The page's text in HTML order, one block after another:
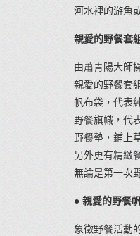
河水裡的游魚
親愛的野餐套
由蕭青陽大師
親愛的野餐套
帆布袋，代表
野餐旗幟，代
野餐墊，鋪上
另外更有精緻
無論是第一次
● 親愛
象徵野餐活動